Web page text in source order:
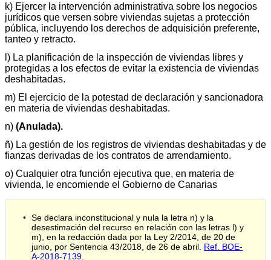
k) Ejercer la intervención administrativa sobre los negocios
jurídicos que versen sobre viviendas sujetas a protección
pública, incluyendo los derechos de adquisición preferente,
tanteo y retracto.
l) La planificación de la inspección de viviendas libres y
protegidas a los efectos de evitar la existencia de viviendas
deshabitadas.
m) El ejercicio de la potestad de declaración y sancionadora
en materia de viviendas deshabitadas.
n) (Anulada).
ñ) La gestión de los registros de viviendas deshabitadas y de
fianzas derivadas de los contratos de arrendamiento.
o) Cualquier otra función ejecutiva que, en materia de
vivienda, le encomiende el Gobierno de Canarias
Se declara inconstitucional y nula la letra n) y la
desestimación del recurso en relación con las letras l) y
m), en la redacción dada por la Ley 2/2014, de 20 de
junio, por Sentencia 43/2018, de 26 de abril. Ref. BOE-
A-2018-7139